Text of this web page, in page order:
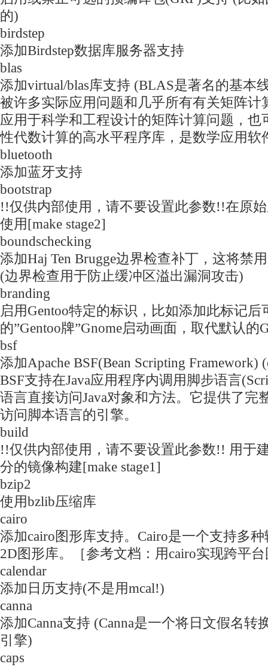
的)
birdstep
添加Birdstep数据库服务器支持
blas
添加virtual/blas库支持 (BLAS是著名的基本
被许多实际应用问题和几乎所有有关矩阵计
应用于科学和工程设计的矩阵计算问题，也
性代数计算的高水平程序库，是数学应用软
bluetooth
添加蓝牙支持
bootstrap
!!仅供内部使用，请不要设置此参数!!在原
使用[make stage2]
boundschecking
添加Haj Ten Brugge边界检查补丁，这将禁
(边界检查用于防止缓冲区溢出漏洞攻击)
branding
启用Gentoo特定的标识，比如添加此标记
的”Gentoo牌”Gnome启动画面，取代默认的
bsf
添加Apache BSF(Bean Scripting Framework)
BSF支持在Java应用程序内调用脚步语言
语言直接访问Java对象和方法。它提供了完
访问脚本语言的引擎。
build
!!仅供内部使用，请不要设置此参数!! 用于
分的镜像构建[make stage1]
bzip2
使用bzlib压缩库
cairo
添加cairo图形库支持。Cairo是一个支持多
2D图形库。［参考文档：用cairo实现跨平
calendar
添加日历支持(不是用mcal!)
canna
添加Canna支持 (Canna是一个将日文假名转
引擎)
caps